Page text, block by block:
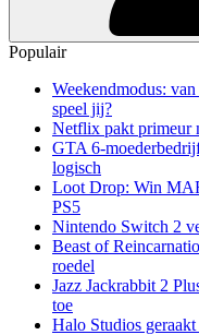
Populair
Weekendmodus:
speel jij?
Netflix pakt primeur
GTA 6-
logisch
Loot Drop: Win
PS5
Nintendo Switch 2
Beast of
roedel
Jazz Jackrabbit 2
toe
Halo Studios